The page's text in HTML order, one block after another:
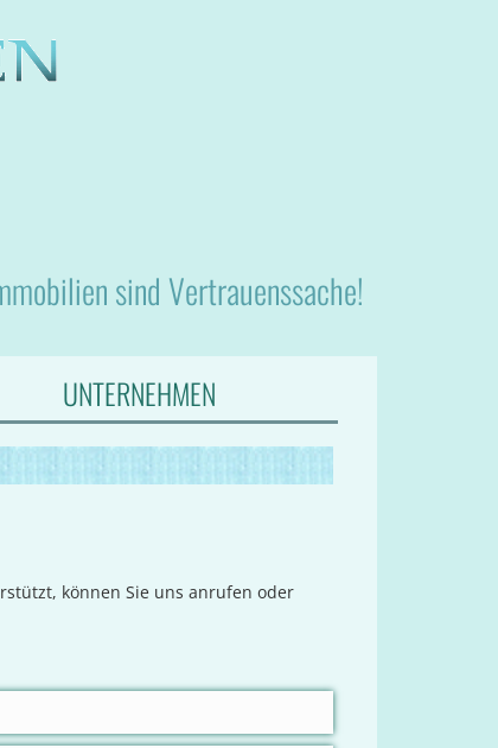
sind Vertrauenssache!
UNTERNEHMEN
können Sie uns anrufen oder